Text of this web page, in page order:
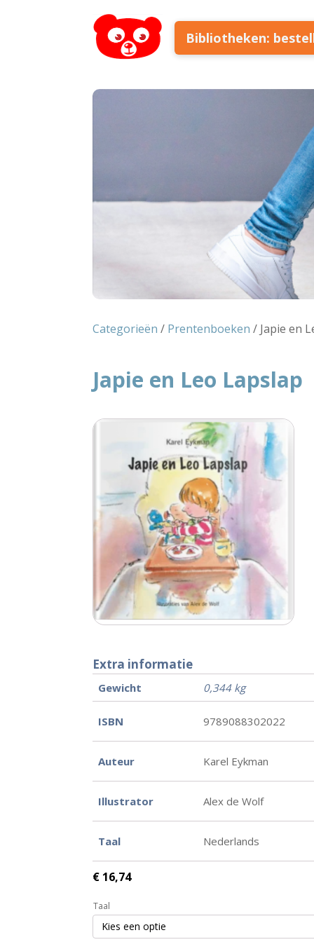
Bibliotheken:
Categorieën / Prentenboeken / Japie en
Japie en Leo Lapslap
Extra informatie
Gewicht 0,344 kg
ISBN 9789088302022
Auteur Karel Eykman
Illustrator Alex de Wolf
Taal Nederlands
€ 16,74
Taal